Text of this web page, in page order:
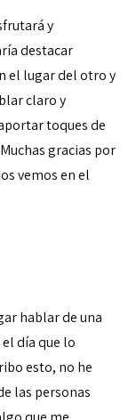
y
destacar
el lugar del otro y
claro y
toques de
gracias por
vemos en el
hablar de una
día que lo
esto, no he
las personas